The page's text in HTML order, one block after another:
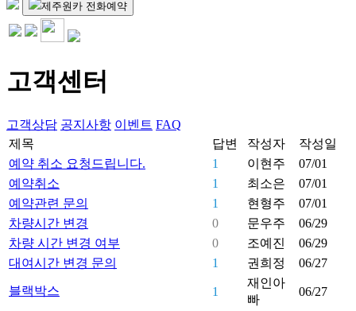
제주원카 전화예약
고객센터
고객상담 공지사항 이벤트 FAQ
제목
답변 작성자
작성일
예약 취소 요청드립니다.
1 이현주
07/01
예약취소
1 최소은
07/01
예약관련 문의
1 현형주
07/01
차량시간 변경
0 문우주
06/29
차량 시간 변경 여부
0 조예진
06/29
대여시간 변경 문의
1 권희정 06/27
블랙박스 1
재인아
빠
06/27